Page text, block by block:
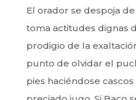
El orador se despoja
toma actitudes dignas
prodigio de la
punto de olvidar el
pies haciéndose